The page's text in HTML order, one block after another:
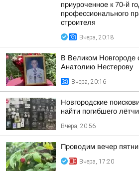
приуроченное к 70-й
профессионального
строителя
Вчера, 20:18
В Великом Новгороде
Анатолию Нестерову
Вчера, 20:16
Новгородские
найти погибшего
Вчера, 20:56
Проводим вечер
Вчера, 17:20